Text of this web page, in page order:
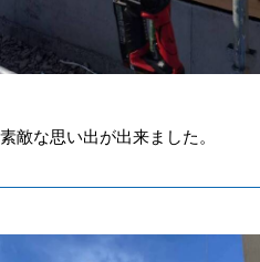
敵な思い出が出来ました。